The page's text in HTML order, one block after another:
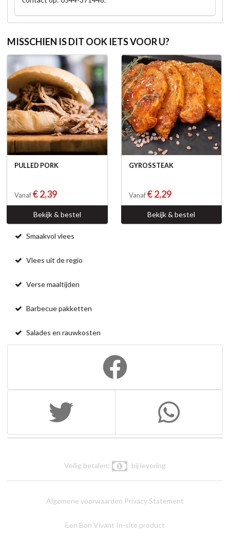
MISSCHIEN IS DIT OOK IETS VOOR U?
PULLED PORK
Vanaf € 2,39
Bekijk & bestel
GYROSSTEAK
Vanaf € 2,29
Bekijk & bestel
Smaakvol vlees
Vlees uit de regio
Verse maaltijden
Barbecue pakketten
Salades en rauwkosten
Veilig betalen: bij levering
Algemene voorwaarden Privacy Statement
Een Bon Vivant In-site product